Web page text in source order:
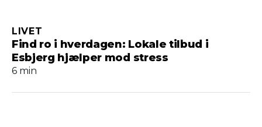
Find ro i hverdagen: Lokale tilbud i
Esbjerg hjælper mod stress
LIVET
6 min